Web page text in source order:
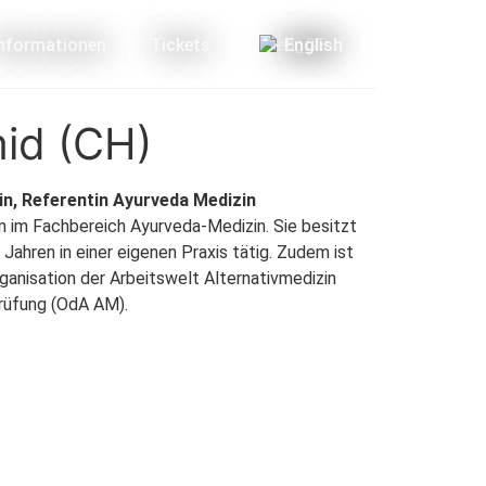
English
(CH)
Referentin Ayurveda Medizin
im Fachbereich Ayurveda-Medizin. Sie besitzt
in einer eigenen Praxis tätig. Zudem ist
der Arbeitswelt Alternativmedizin
(OdA AM).